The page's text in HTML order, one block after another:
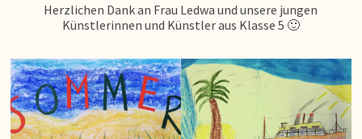
Herzlichen Dank an Frau Ledwa und unsere jungen
Künstlerinnen und Künstler aus Klasse 5 🙂